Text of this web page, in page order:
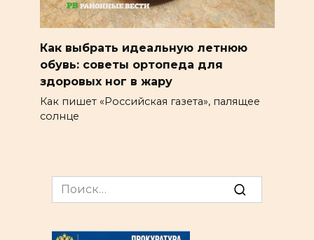
Как выбрать идеальную летнюю
обувь: советы ортопеда для
здоровых ног в жару
Как пишет «Российская газета», палящее
солнце
Search
for: